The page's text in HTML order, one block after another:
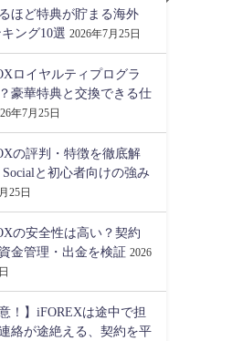
ほど特典が貯まる海外
ング10選 2026年7月25日
ロイヤルティプログラ
豪華特典と交換できる仕
年7月25日
の評判・特徴を徹底解
と初心者向けの強み
25日
の安全性は高い？契約
金管理・出金を検証 2026
意！】iFOREXは途中で担
絡が途絶える、契約を平